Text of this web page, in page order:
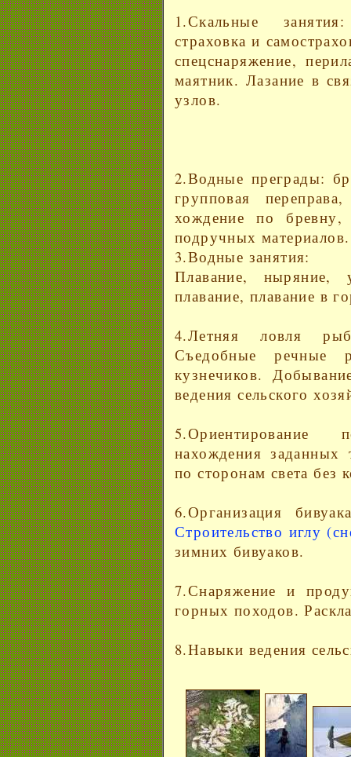
1.Скальные
страховка и
спецснаряжение,
маятник. Лазание в
узлов.
2.Водные преграды:
групповая
хождение по бревну,
подручных материалов.
3.Водные занятия:
Плавание, ныряние,
плавание, плавание в
4.Летняя ловля
Съедобные речные
кузнечиков.
ведения сельского
нахождения заданных
по сторонам света без
6.Организация
Строительство иглу
зимних бивуаков.
7.Снаряжение и
горных походов.
8.Навыки ведения